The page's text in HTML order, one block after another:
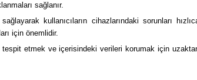
sağlanır.
kullanıcıların cihazlarındaki sorunları
için önemlidir.
tespit etmek ve içerisindeki verileri korumak için